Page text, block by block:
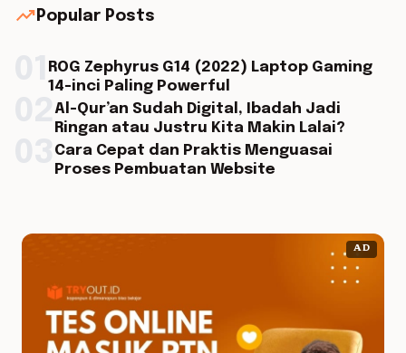
trending_up Popular Posts
ROG Zephyrus G14 (2022) Laptop Gaming
14-inci Paling Powerful
Al-Qur’an Sudah Digital, Ibadah Jadi
Ringan atau Justru Kita Makin Lalai?
Cara Cepat dan Praktis Menguasai
Proses Pembuatan Website
AD